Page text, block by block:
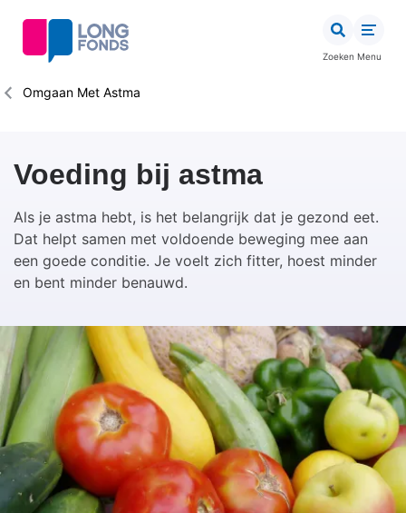
inhoud
Zoeken Menu
Kruimelpad
Omgaan Met Astma
Voeding bij astma
Als je astma hebt, is het belangrijk dat je gezond eet.
Dat helpt samen met voldoende beweging mee aan
een goede conditie. Je voelt zich fitter, hoest minder
en bent minder benauwd.